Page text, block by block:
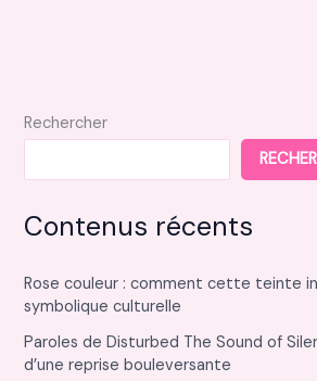
Rechercher
Contenus récents
Rose couleur : comment cette teinte
symbolique culturelle
Paroles de Disturbed The Sound of
d’une reprise bouleversante